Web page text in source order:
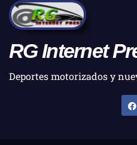
RG Internet
Deportes motorizados y